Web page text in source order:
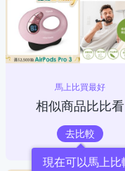
馬上比買最好
相似商品比比看
去比較